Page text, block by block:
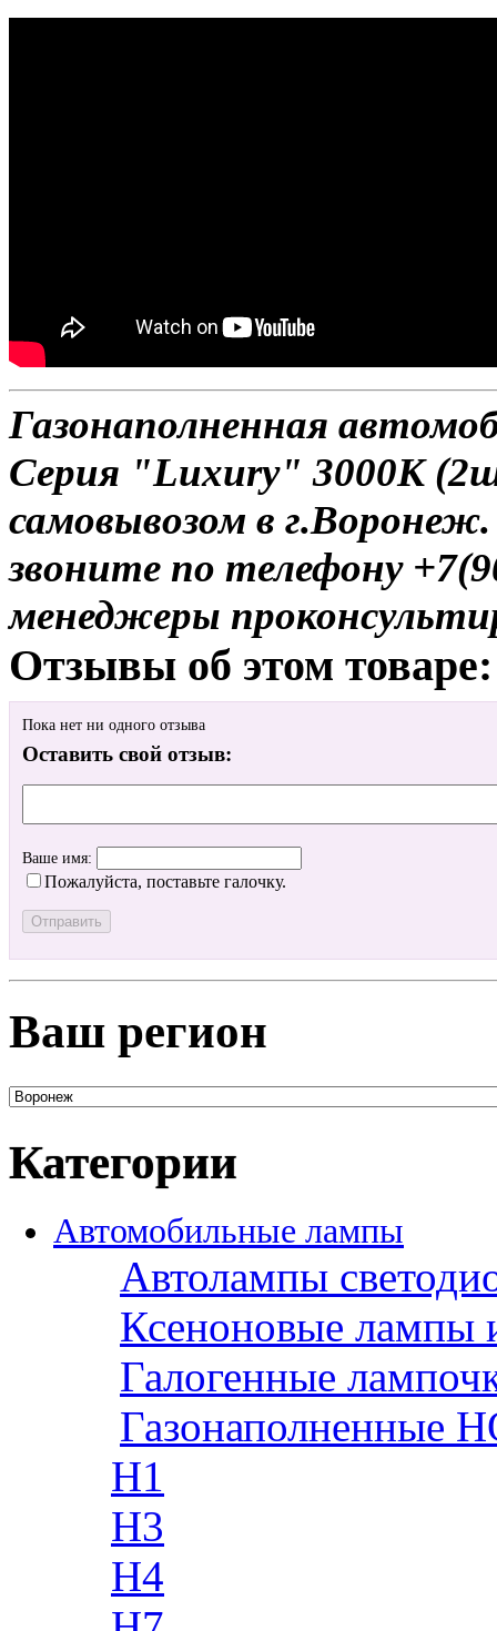
Газонаполненная
Серия "Luxury" 3000К
самовывозом в
звоните по телефону
менеджеры
Отзывы об этом товаре:
Пока нет ни одного отзыва
Оставить свой отзыв:
Ваше имя:
Пожалуйста, поставьте галочку.
Ваш регион
Категории
Автомобильные лампы
Автолампы
Ксеноновые лампы
Галогенные
Газонаполненные
H1
H3
H4